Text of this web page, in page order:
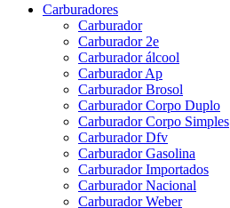
Carburadores
Carburador
Carburador 2e
Carburador álcool
Carburador Ap
Carburador Brosol
Carburador Corpo Duplo
Carburador Corpo Simples
Carburador Dfv
Carburador Gasolina
Carburador Importados
Carburador Nacional
Carburador Weber